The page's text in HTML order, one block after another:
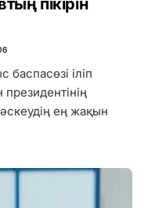
пікірін
іліп
ең жақын